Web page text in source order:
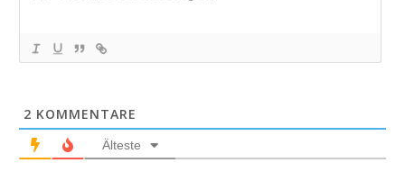
2 KOMMENTARE
Älteste